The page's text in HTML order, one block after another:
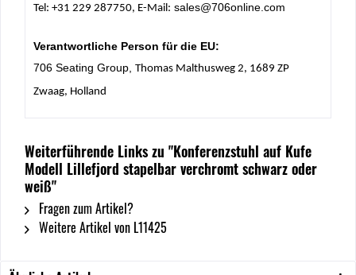
Tel: +31 229 287750, E-Mail: sales@706online.com
Verantwortliche Person für die EU:
706 Seating Group, Thomas Malthusweg 2, 1689 ZP
Zwaag, Holland
Weiterführende Links zu "Konferenzstuhl auf Kufe
Modell Lillefjord stapelbar verchromt schwarz oder
weiß"
Fragen zum Artikel?
Weitere Artikel von L11425